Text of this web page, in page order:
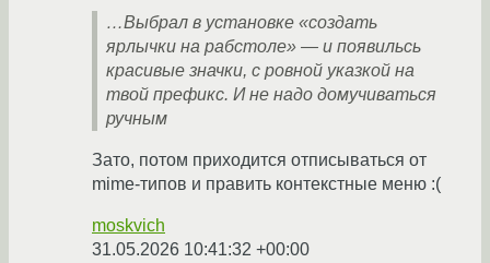
…Выбрал в установке «создать
ярлычки на рабстоле» — и появильсь
красивые значки, с ровной указкой на
твой префикс. И не надо домучиваться
ручным
Зато, потом приходится отписываться от
mime-типов и править контекстные меню :(
moskvich
31.05.2026 10:41:32 +00:00